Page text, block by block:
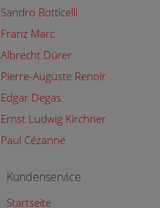
Sandro Botticelli
Franz Marc
Albrecht Dürer
Pierre-Auguste Renoir
Edgar Degas
Ernst Ludwig Kirchner
Paul Cézanne
Kundenservice
Startseite